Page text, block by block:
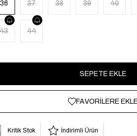
36 37 38 39 40
43 44
FAVORILERE
Kritik Stok İndirimli Ürün